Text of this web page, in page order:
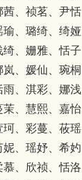
茜、祯茗、尹恬
瑜、璐绮、绮娅
、姗雅、恬子
、媛仙、琬桐
、淇彩、娜浅
、慧熙、嘉怡
珂、彩蔓、莜瑶
、瑶妤、希妁
、欣祯、恬洛